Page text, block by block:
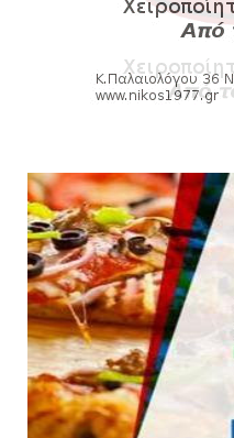
Πανιώνια
Θλίψη για